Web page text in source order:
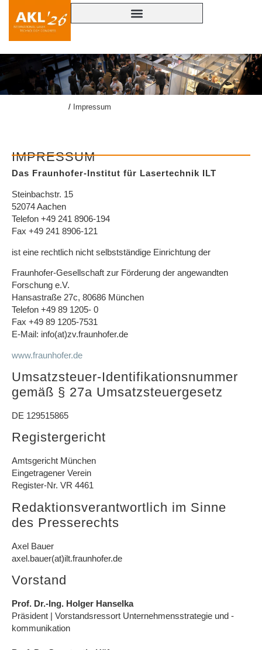
/ Impressum
IMPRESSUM
Das Fraunhofer-Institut für Lasertechnik ILT
Steinbachstr. 15
52074 Aachen
Telefon +49 241 8906-194
Fax +49 241 8906-121
ist eine rechtlich nicht selbstständige Einrichtung der
Fraunhofer-Gesellschaft zur Förderung der angewandten
Forschung e.V.
Hansastraße 27c, 80686 München
Telefon +49 89 1205- 0
Fax +49 89 1205-7531
E-Mail: info(at)zv.fraunhofer.de
www.fraunhofer.de
Umsatzsteuer-Identifikationsnummer
gemäß § 27a Umsatzsteuergesetz
DE 129515865
Registergericht
Amtsgericht München
Eingetragener Verein
Register-Nr. VR 4461
Redaktionsverantwortlich im Sinne
des Presserechts
Axel Bauer
axel.bauer(at)ilt.fraunhofer.de
Vorstand
Prof. Dr.-Ing. Holger Hanselka
Präsident | Vorstandsressort Unternehmensstrategie und -
kommunikation